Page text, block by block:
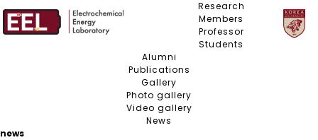
Research
Members
Professor
Students
Alumni
Publications
Gallery
Photo gallery
Video gallery
News
news